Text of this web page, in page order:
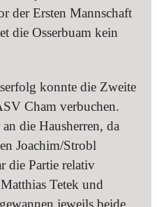
der Ersten Mannschaft
die Osserbuam kein
konnte die Zweite
Cham verbuchen.
die Hausherren, da
Joachim/Strobl
die Partie relativ
Tetek und
jeweils beide